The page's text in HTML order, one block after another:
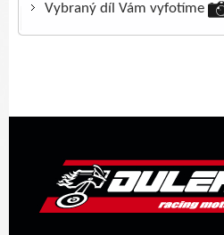
Vybraný díl Vám vyfotíme